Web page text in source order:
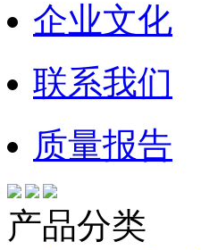
企业文化
联系我们
质量报告
产品分类